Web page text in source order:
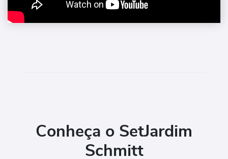
Conheça o SetJardim
Schmitt